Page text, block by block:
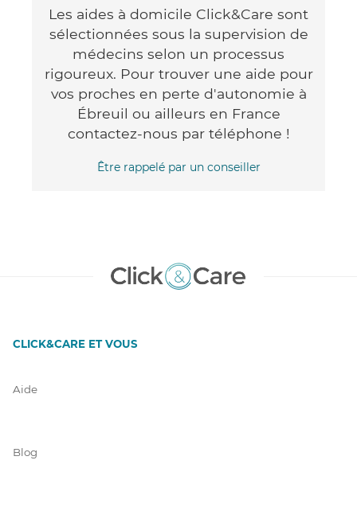
Les aides à domicile Click&Care sont
sélectionnées sous la supervision de
médecins selon un processus
rigoureux. Pour trouver une aide pour
vos proches en perte d'autonomie à
Ébreuil ou ailleurs en France
contactez-nous par téléphone !
Être rappelé par un conseiller
CLICK&CARE ET VOUS
Aide
Blog